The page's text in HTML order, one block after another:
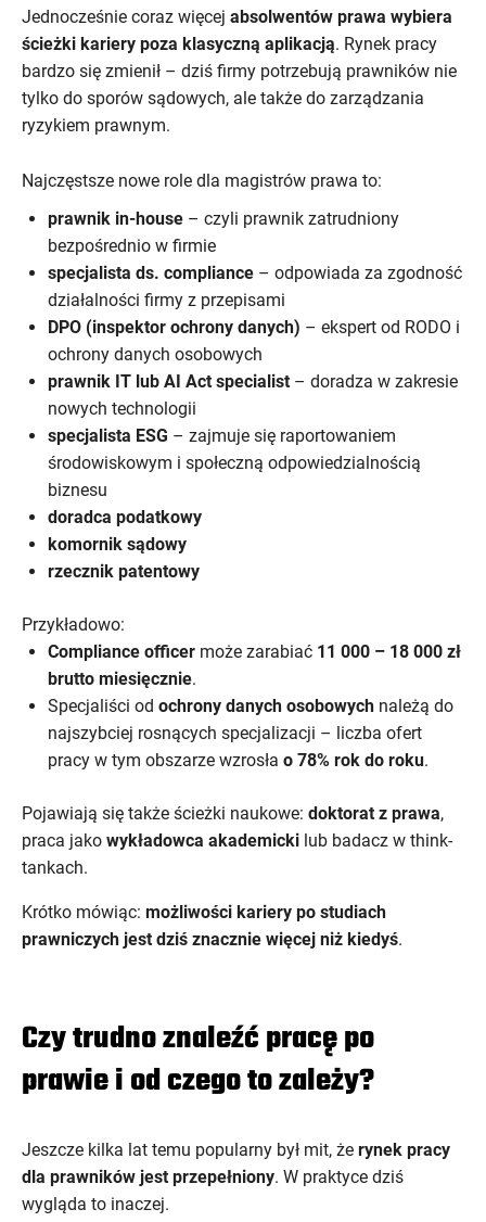
Jednocześnie coraz więcej absolwentów prawa wybiera
ścieżki kariery poza klasyczną aplikacją. Rynek pracy
bardzo się zmienił – dziś firmy potrzebują prawników nie
tylko do sporów sądowych, ale także do zarządzania
ryzykiem prawnym.
Najczęstsze nowe role dla magistrów prawa to:
prawnik in-house – czyli prawnik zatrudniony
bezpośrednio w firmie
specjalista ds. compliance – odpowiada za zgodność
działalności firmy z przepisami
DPO (inspektor ochrony danych) – ekspert od RODO i
ochrony danych osobowych
prawnik IT lub AI Act specialist – doradza w zakresie
nowych technologii
specjalista ESG – zajmuje się raportowaniem
środowiskowym i społeczną odpowiedzialnością
biznesu
doradca podatkowy
komornik sądowy
rzecznik patentowy
Przykładowo:
Compliance officer może zarabiać 11 000 – 18 000 zł
brutto miesięcznie.
Specjaliści od ochrony danych osobowych należą do
najszybciej rosnących specjalizacji – liczba ofert
pracy w tym obszarze wzrosła o 78% rok do roku.
Pojawiają się także ścieżki naukowe: doktorat z prawa,
praca jako wykładowca akademicki lub badacz w think-
tankach.
Krótko mówiąc: możliwości kariery po studiach
prawniczych jest dziś znacznie więcej niż kiedyś.
Czy trudno znaleźć pracę po
prawie i od czego to zależy?
Jeszcze kilka lat temu popularny był mit, że rynek pracy
dla prawników jest przepełniony. W praktyce dziś
wygląda to inaczej.